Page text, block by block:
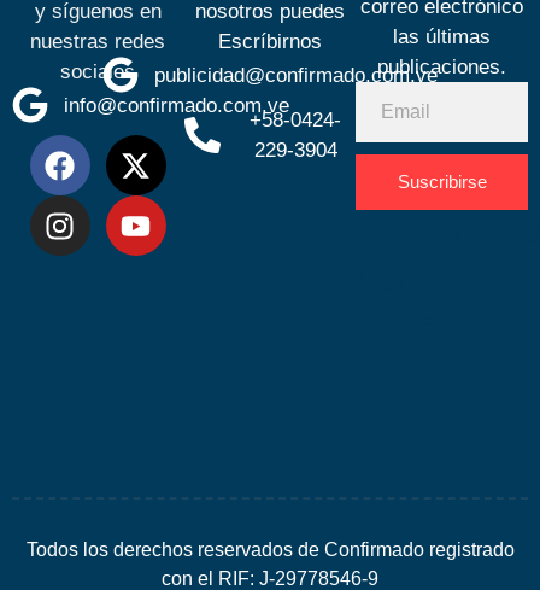
y síguenos en
nuestras redes
sociales
info@confirmado.com.ve
nosotros puedes
Escríbirnos
publicidad@confirmado.com.ve
+58-0424-
229-3904
correo electrónico
las últimas
publicaciones.
Suscribirse
Todos los derechos reservados de Confirmado registrado
con el RIF: J-29778546-9